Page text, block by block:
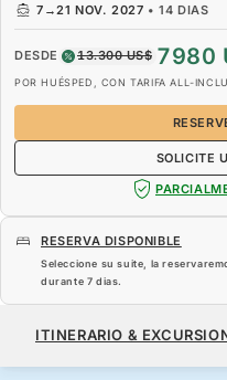
7 →21 NOV. 2027 •14 DIAS
DESDE 13.300 US$ 7980
POR HUÉSPED, CON TARIFA ALL-
SOLICITE
RESERVA DISPONIBLE
Seleccione su suite, la
durante 7 dias.
ITINERARIO &